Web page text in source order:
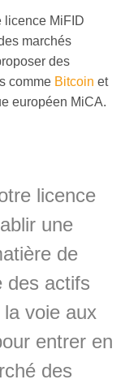
licence MiFID
marchés
des
comme Bitcoin et
européen MiCA.
licence
une
de
des actifs
voie aux
entrer en
des